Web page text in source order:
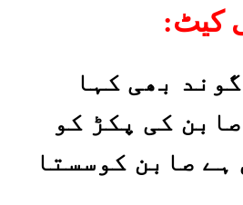
بھی کہا
کی پکڑ کو
ہے صابن کوسستا